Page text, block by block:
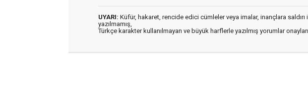
UYARI: Küfür, hakaret, rencide edici cümleler veya imalar, inançlara saldırı
yazılmamış,
Türkçe karakter kullanılmayan ve büyük harflerle yazılmış yorumlar